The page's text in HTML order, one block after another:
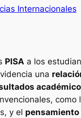
Internacionales
PISAa los
una
como
y el